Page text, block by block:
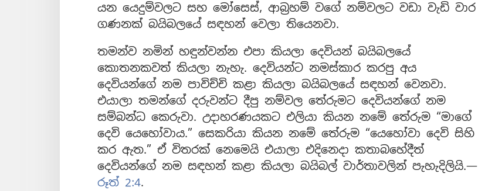
යන යෙදුම්වලට සහ මෝසෙස්, ආබ්‍රහම් වගේ නම්වලට වඩා වැඩි වාර
ගණනක් බයිබලයේ සඳහන් වෙලා තියෙනවා.
තමන්ව නමින් හඳුන්වන්න එපා කියලා දෙවියන් බයිබලයේ
කොතනකවත් කියලා නැහැ. දෙවියන්ට නමස්කාර කරපු අය
දෙවියන්ගේ නම පාවිච්චි කළා කියලා බයිබලයේ සඳහන් වෙනවා.
එයාලා තමන්ගේ දරුවන්ට දීපු නම්වල තේරුමට දෙවියන්ගේ නම
සම්බන්ධ කෙරුවා. උදාහරණයකට එලියා කියන නමේ තේරුම “මාගේ
දෙවි යෙහෝවාය.” සෙකරියා කියන නමේ තේරුම “යෙහෝවා දෙවි සිහි
කර ඇත.” ඒ විතරක් නෙමෙයි එයාලා එදිනෙදා කතාබහේදීත්
දෙවියන්ගේ නම සඳහන් කළා කියලා බයිබල් වාර්තාවලින් පැහැදිලියි.—
රූත් 2:4.